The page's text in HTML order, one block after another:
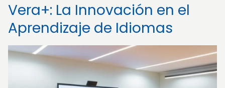
Vera+: La Innovación en el
Aprendizaje de Idiomas